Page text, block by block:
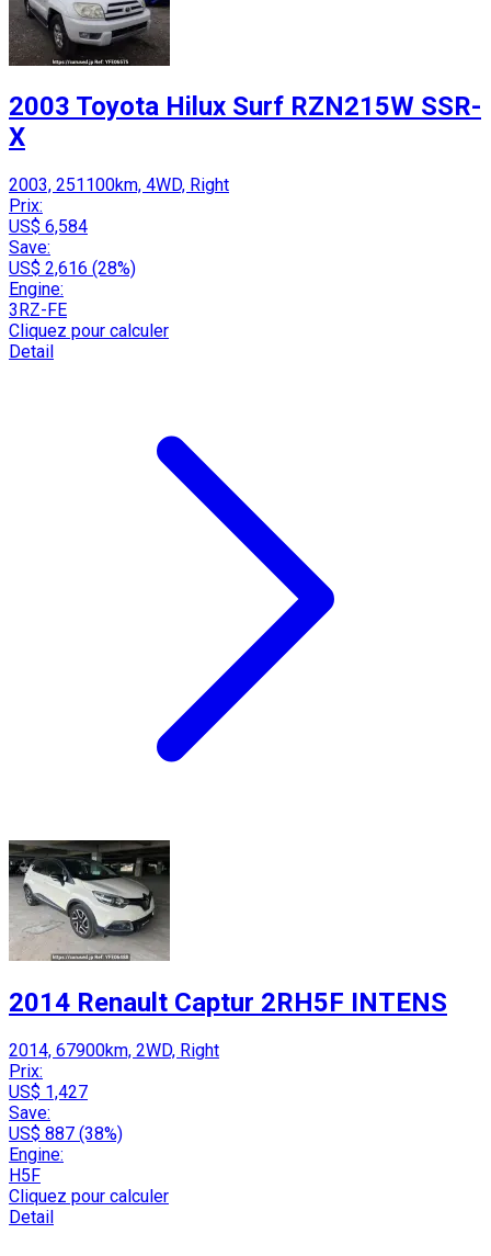
2003 Toyota Hilux Surf RZN215W SSR-
X
2003, 251100km, 4WD, Right
Prix:
US$ 6,584
Save:
US$ 2,616 (28%)
Engine:
3RZ-FE
Cliquez pour calculer
Detail
2014 Renault Captur 2RH5F INTENS
2014, 67900km, 2WD, Right
Prix:
US$ 1,427
Save:
US$ 887 (38%)
Engine:
H5F
Cliquez pour calculer
Detail